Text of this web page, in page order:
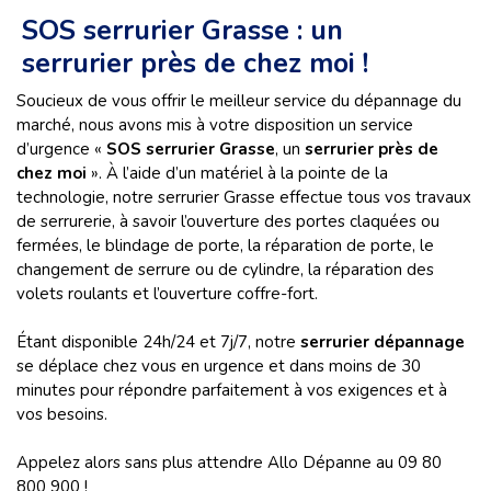
SOS serrurier Grasse : un
serrurier près de chez moi !
Soucieux de vous offrir le meilleur service du dépannage du
marché, nous avons mis à votre disposition un service
d’urgence « SOS serrurier Grasse, un serrurier près de
chez moi ». À l’aide d’un matériel à la pointe de la
technologie, notre serrurier Grasse effectue tous vos travaux
de serrurerie, à savoir l’ouverture des portes claquées ou
fermées, le blindage de porte, la réparation de porte, le
changement de serrure ou de cylindre, la réparation des
volets roulants et l’ouverture coffre-fort.
Étant disponible 24h/24 et 7j/7, notre serrurier dépannage
se déplace chez vous en urgence et dans moins de 30
minutes pour répondre parfaitement à vos exigences et à
vos besoins.
Appelez alors sans plus attendre Allo Dépanne au 09 80